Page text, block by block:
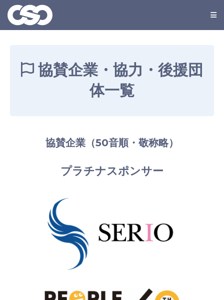
協賛企業・協力・後援団
体一覧
協賛企業（50音順・敬称略）
プラチナスポンサー